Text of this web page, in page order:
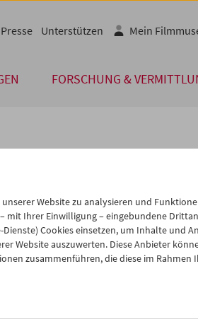
FORSCHUNG &
Presse Unterstützen Mein
>>
So
04
11
iCalender
Programmheft-PDF
English language or
Website zu analysieren und
Ihrer Einwilligung – eingebundene
Cookies einsetzen, um Inhalte und
Website auszuwerten. Diese Anbieter
zusammenführen, die diese im Rahmen